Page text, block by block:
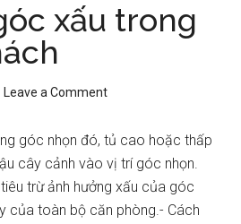
phòng
xấu trong
Leave a Comment
góc nhọn đó, tủ cao hoặc thấp
cây cảnh vào vị trí góc nhọn.
trừ ảnh hưởng xấu của góc
của toàn bộ căn phòng.- Cách